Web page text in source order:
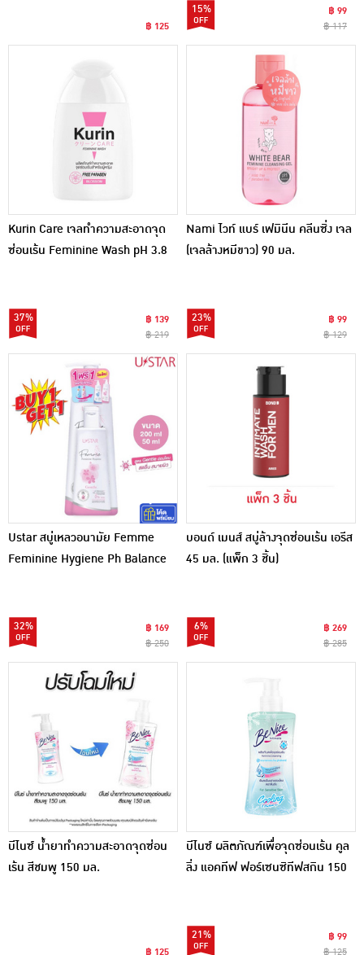
฿ 125
15%
฿ 99
฿ 117
Kurin Care เจลทำความสะอาดจุด
ซ่อนเร้น Feminine Wash pH 3.8
37%
฿ 139
฿ 219
Nami ไวท์ แบร์ เฟมินีน คลีนซิ่ง เจล
(เจลล้างหมีขาว) 90 มล.
23%
฿ 99
฿ 129
Ustar สบู่เหลวอนามัย Femme
Feminine Hygiene Ph Balance
32%
฿ 169
฿ 250
บอนด์ เมนส์ สบู่ล้างจุดซ่อนเร้น เอรีส
45 มล. (แพ็ก 3 ชิ้น)
6%
฿ 269
฿ 285
บีไนซ์ น้ำยาทำความสะอาดจุดซ่อน
เร้น สีชมพู 150 มล.
฿ 125
บีไนซ์ ผลิตภัณฑ์เพื่อจุดซ่อนเร้น คูล
ลิ่ง แอคทีฟ ฟอร์เซนซิทีฟสกิน 150
21%
฿ 99
฿ 125